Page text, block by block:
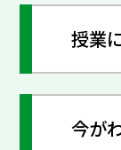
授業
今が